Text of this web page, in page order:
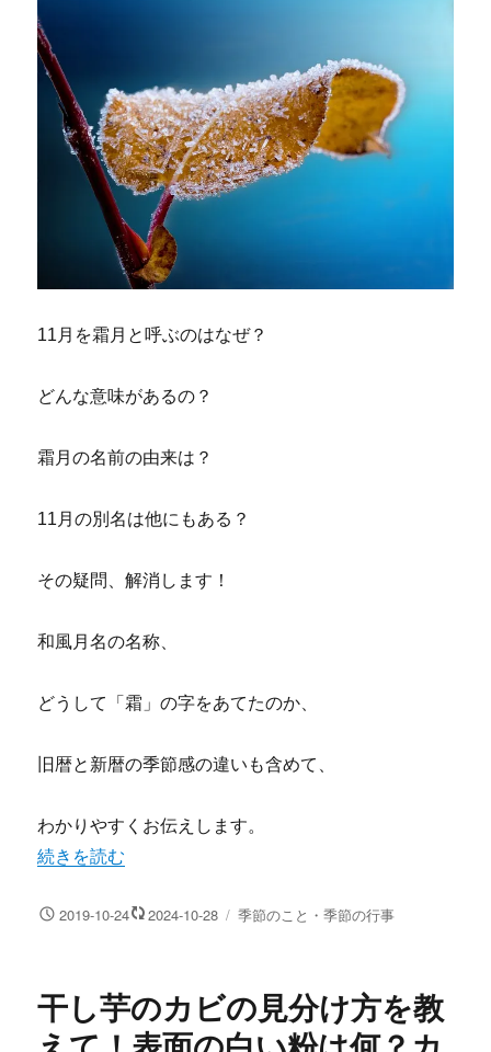
11月を霜月と呼ぶのはなぜ？
どんな意味があるの？
霜月の名前の由来は？
11月の別名は他にもある？
その疑問、解消します！
和風月名の名称、
どうして「霜」の字をあてたのか、
旧暦と新暦の季節感の違いも含めて、
わかりやすくお伝えします。
“11月を霜月と呼ぶ由来とは？旧暦の季節でわかる名前の
続きを読む
投 2019-10-24 2024-10-28
カ
ー
季節のこと・季節の行事
干し芋のカビの見分け方を教